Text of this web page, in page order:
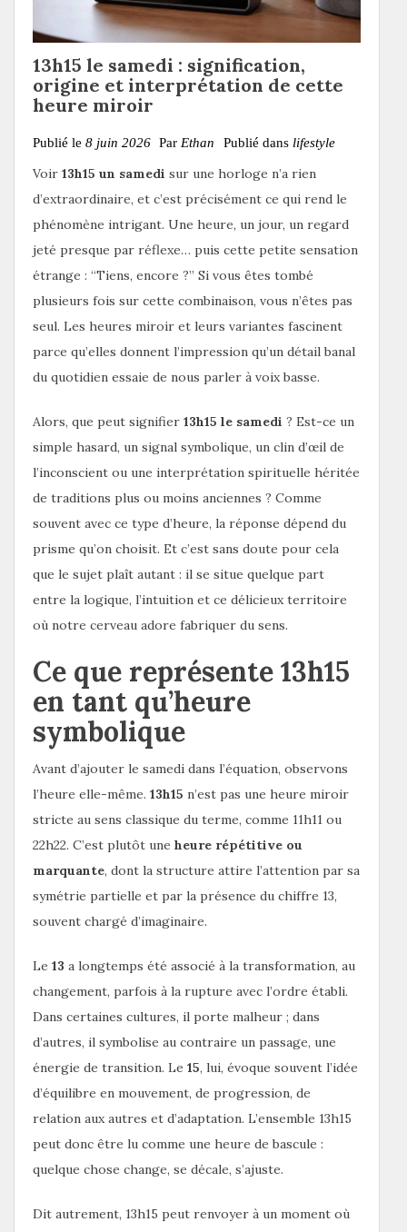
13h15 le samedi : signification,
origine et interprétation de cette
heure miroir
Publié le 8 juin 2026 Par Ethan Publié dans lifestyle
Voir 13h15 un samedi sur une horloge n’a rien
d’extraordinaire, et c’est précisément ce qui rend le
phénomène intrigant. Une heure, un jour, un regard
jeté presque par réflexe… puis cette petite sensation
étrange : “Tiens, encore ?” Si vous êtes tombé
plusieurs fois sur cette combinaison, vous n’êtes pas
seul. Les heures miroir et leurs variantes fascinent
parce qu’elles donnent l’impression qu’un détail banal
du quotidien essaie de nous parler à voix basse.
Alors, que peut signifier 13h15 le samedi ? Est-ce un
simple hasard, un signal symbolique, un clin d’œil de
l’inconscient ou une interprétation spirituelle héritée
de traditions plus ou moins anciennes ? Comme
souvent avec ce type d’heure, la réponse dépend du
prisme qu’on choisit. Et c’est sans doute pour cela
que le sujet plaît autant : il se situe quelque part
entre la logique, l’intuition et ce délicieux territoire
où notre cerveau adore fabriquer du sens.
Ce que représente 13h15
en tant qu’heure
symbolique
Avant d’ajouter le samedi dans l’équation, observons
l’heure elle-même. 13h15 n’est pas une heure miroir
stricte au sens classique du terme, comme 11h11 ou
22h22. C’est plutôt une heure répétitive ou
marquante, dont la structure attire l’attention par sa
symétrie partielle et par la présence du chiffre 13,
souvent chargé d’imaginaire.
Le 13 a longtemps été associé à la transformation, au
changement, parfois à la rupture avec l’ordre établi.
Dans certaines cultures, il porte malheur ; dans
d’autres, il symbolise au contraire un passage, une
énergie de transition. Le 15, lui, évoque souvent l’idée
d’équilibre en mouvement, de progression, de
relation aux autres et d’adaptation. L’ensemble 13h15
peut donc être lu comme une heure de bascule :
quelque chose change, se décale, s’ajuste.
Dit autrement, 13h15 peut renvoyer à un moment où